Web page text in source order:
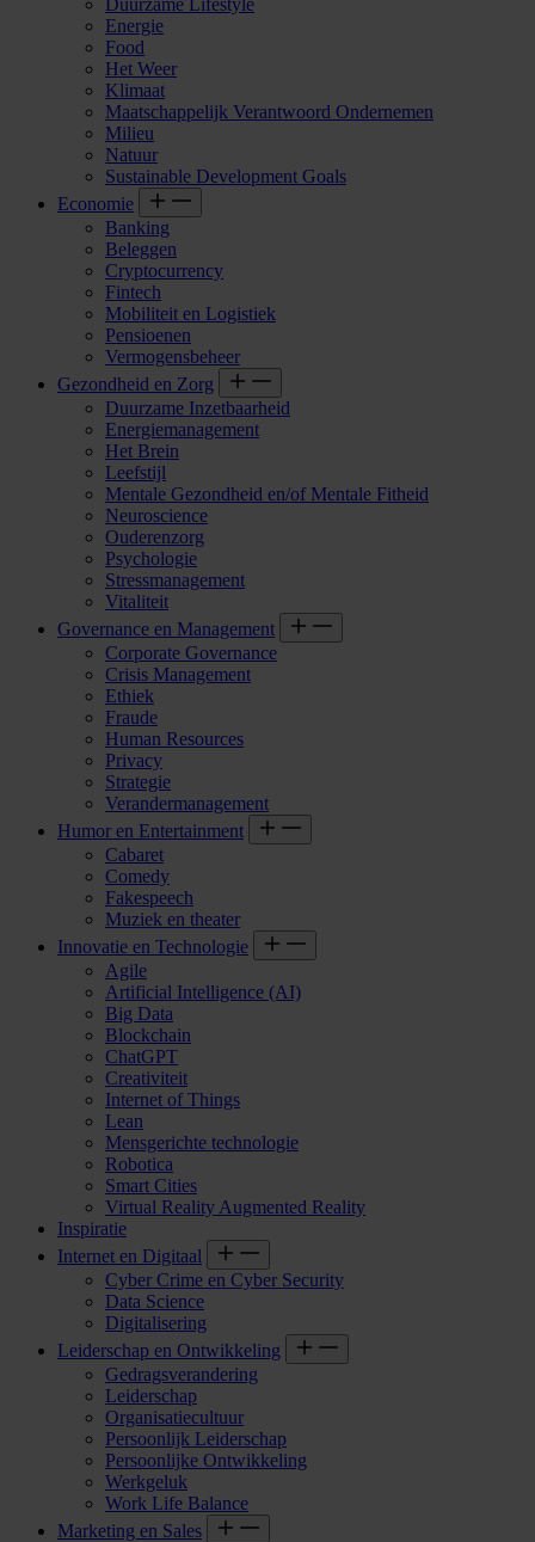
Energie
Food
Het Weer
Klimaat
Maatschappelijk Verantwoord Ondernemen
Milieu
Natuur
Sustainable Development Goals
Economie
Banking
Beleggen
Cryptocurrency
Fintech
Mobiliteit en Logistiek
Pensioenen
Vermogensbeheer
Gezondheid en Zorg
Duurzame Inzetbaarheid
Energiemanagement
Het Brein
Leefstijl
Mentale Gezondheid en/of Mentale Fitheid
Neuroscience
Ouderenzorg
Psychologie
Stressmanagement
Vitaliteit
Governance en Management
Corporate Governance
Crisis Management
Ethiek
Fraude
Human Resources
Privacy
Strategie
Verandermanagement
Humor en Entertainment
Cabaret
Comedy
Fakespeech
Muziek en theater
Innovatie en Technologie
Agile
Artificial Intelligence (AI)
Big Data
Blockchain
ChatGPT
Creativiteit
Internet of Things
Lean
Mensgerichte technologie
Robotica
Smart Cities
Virtual Reality Augmented Reality
Inspiratie
Internet en Digitaal
Cyber Crime en Cyber Security
Data Science
Digitalisering
Leiderschap en Ontwikkeling
Gedragsverandering
Leiderschap
Organisatiecultuur
Persoonlijk Leiderschap
Persoonlijke Ontwikkeling
Werkgeluk
Work Life Balance
Marketing en Sales